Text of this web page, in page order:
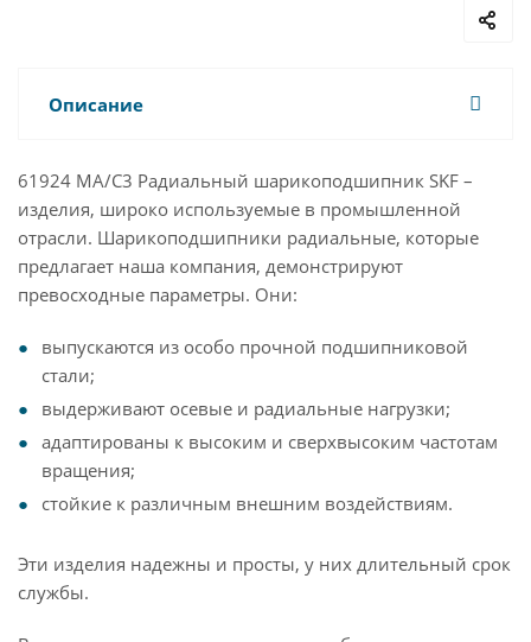
Описание
61924 MA/C3 Радиальный шарикоподшипник SKF –
изделия, широко используемые в промышленной
отрасли. Шарикоподшипники радиальные, которые
предлагает наша компания, демонстрируют
превосходные параметры. Они:
выпускаются из особо прочной подшипниковой
стали;
выдерживают осевые и радиальные нагрузки;
адаптированы к высоким и сверхвысоким частотам
вращения;
стойкие к различным внешним воздействиям.
Эти изделия надежны и просты, у них длительный срок
службы.